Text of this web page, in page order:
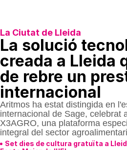
La Ciutat de Lleida
La solució
creada a Lleida
de rebre un
internacional
Aritmos ha estat distingida en
internacional de Sage, celebrat
X3AGRO, una plataforma
integral del sector agroalimentari
Set dies de cultura gratuïta a